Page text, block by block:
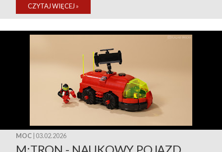
CZYTAJ WIĘCEJ »
MOC | 03.02.2026